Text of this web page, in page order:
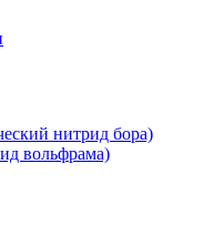
нитрид бора)
вольфрама)